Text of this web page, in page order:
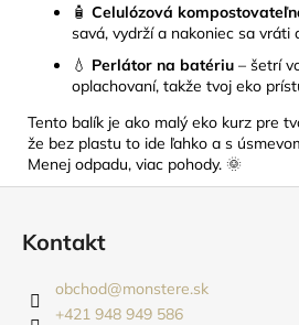
🧴 Celulózová
savá, vydrží a nakoniec sa vráti
💧 Perlátor na batériu – šetrí
oplachovaní, takže tvoj eko
Tento balík je ako malý eko kurz pre
že bez plastu to ide ľahko a s
Menej odpadu, viac pohody. 🌞
Kontakt
obchod@monstere.sk
+421 948 949 586